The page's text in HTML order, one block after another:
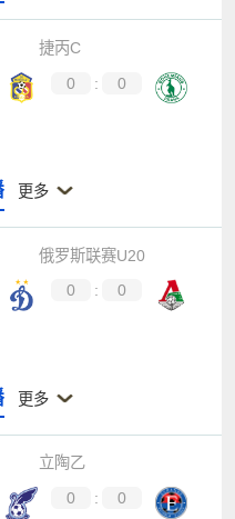
捷丙C
0 :
0
更多
俄罗斯联赛U20
0 :
0
更多
立陶乙
0 :
0